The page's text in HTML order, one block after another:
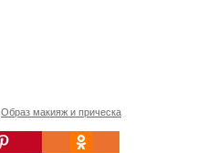
Образ макияж и прическа